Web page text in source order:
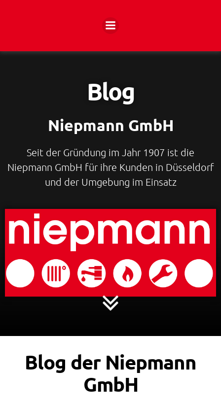
springen
Blog
Niepmann GmbH
Seit der Gründung im Jahr 1907 ist die
Niepmann GmbH für ihre Kunden in Düsseldorf
und der Umgebung im Einsatz
Blog der Niepmann
GmbH